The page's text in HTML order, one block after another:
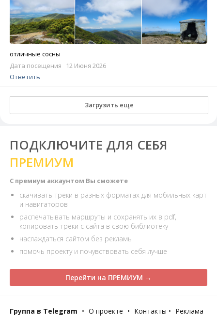
отличные сосны
Дата посещения 12 Июня 2026
Ответить
Загрузить еще
ПОДКЛЮЧИТЕ ДЛЯ СЕБЯ
ПРЕМИУМ
С премиум аккаунтом Вы сможете
скачивать треки в разных форматах для мобильных карт
и навигаторов
распечатывать маршруты и сохранять их в pdf,
копировать треки с сайта в свою библиотеку
наслаждаться сайтом без рекламы
помочь проекту и почувствовать себя лучше
Перейти на ПРЕМИУМ →
Группа в Telegram • О проекте • Контакты • Реклама